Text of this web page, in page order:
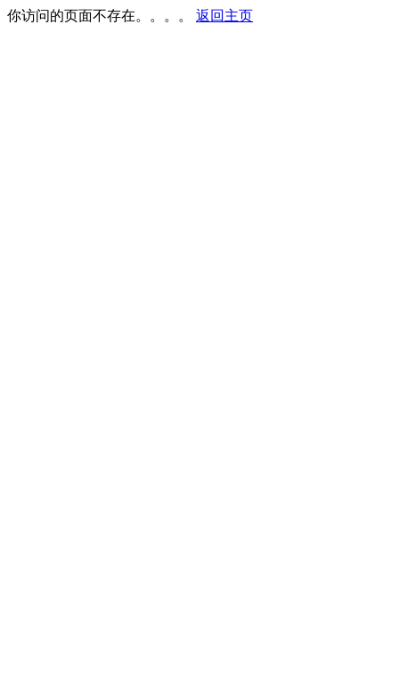
你访问的页面不存在。。。。 返回主页